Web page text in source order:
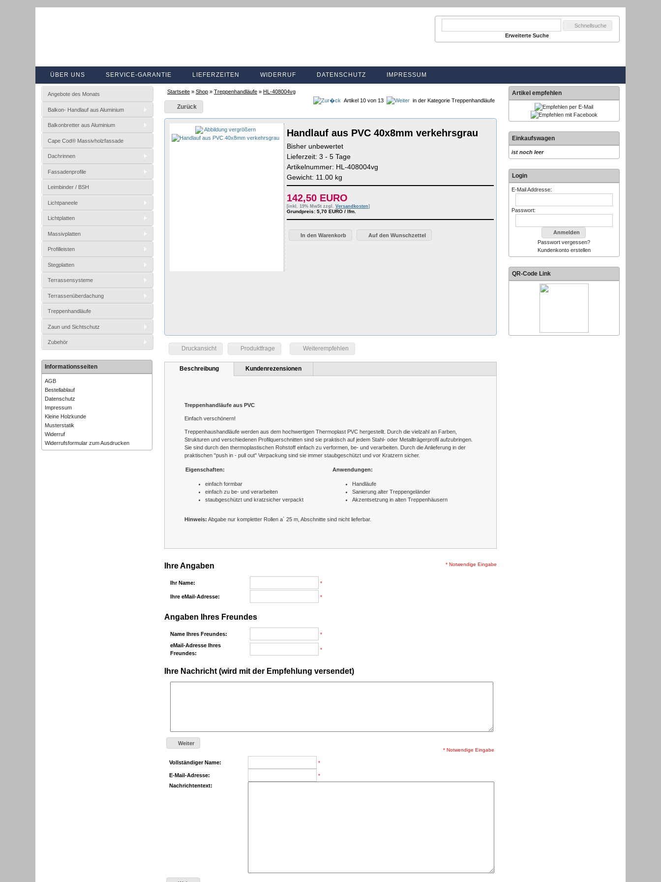
Schnellsuche
Erweiterte Suche
ÜBER UNS SERVICE-GARANTIE LIEFERZEITEN WIDERRUF DATENSCHUTZ IMPRESSUM
Startseite» Shop» Treppenhandläufe» HL-408004vg
Artikel 10 von 13
in der Kategorie Treppenhandläufe
Zurück
Abbildung vergrößern Handlauf aus PVC 40x8mm verkehrsgrau
Bisher unbewertet
Lieferzeit: 3 - 5 Tage
Artikelnummer: HL-408004vg
Gewicht: 11.00 kg
142,50 EURO
[inkl. 19% MwSt zzgl. Versandkosten]
Grundpreis: 5,70 EURO / lfm.
In den Warenkorb Auf den Wunschzettel
Druckansicht Produktfrage Weiterempfehlen
Beschreibung Kundenrezensionen
Treppenhandläufe aus PVC
Einfach verschönern!
Treppenhaushandläufe werden aus dem hochwertigen Thermoplast PVC hergestellt. Durch die vielzahl an Farben,
Strukturen und verschiedenen Profilquerschnitten sind sie praktisch auf jedem Stahl- oder Metallträgerprofil aufzubringen.
Sie sind durch den thermoplastischen Rohstoff einfach zu verformen, be- und verarbeiten. Durch die Anlieferung in der
praktischen "push in - pull out" Verpackung sind sie immer staubgeschützt und vor Kratzern sicher.
Eigenschaften: Anwendungen:
einfach formbar
einfach zu be- und verarbeiten
staubgeschützt und kratzsicher verpackt
Handläufe
Sanierung alter Treppengeländer
Akzentsetzung in alten Treppenhäusern
Hinweis: Abgabe nur kompletter Rollen a´ 25 m, Abschnitte sind nicht lieferbar.
* Notwendige Eingabe
Ihre Angaben
Ihr Name: *
Ihre eMail-Adresse: *
Angaben Ihres Freundes
Name Ihres Freundes: *
eMail-Adresse Ihres
Freundes:
*
Ihre Nachricht (wird mit der Empfehlung versendet)
Weiter
* Notwendige Eingabe
Vollständiger Name: *
E-Mail-Adresse: *
Nachrichtentext:
Angebote des Monats
Balkon- Handlauf aus Aluminium
Balkonbretter aus Aluminium
Cape Cod® Massivholzfassade
Dachrinnen
Fassadenprofile
Leimbinder / BSH
Lichtpaneele
Lichtplatten
Massivplatten
Profilleisten
Stegplatten
Terrassensysteme
Terrassenüberdachung
Treppenhandläufe
Zaun und Sichtschutz
Zubehör
Informationsseiten
AGB
Bestellablauf
Datenschutz
Impressum
Kleine Holzkunde
Musterstatik
Widerruf
Widerrufsformular zum Ausdrucken
Artikel empfehlen
Einkaufswagen
ist noch leer
Login
E-Mail Addresse:
Passwort:
Anmelden
Passwort vergessen?
Kundenkonto erstellen
QR-Code Link